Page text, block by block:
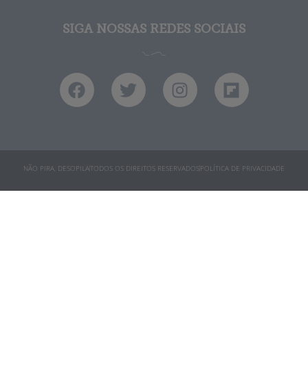
SIGA NOSSAS REDES SOCIAIS
NÃO PIRA, DESOPILA TODOS OS DIREITOS RESERVADOSPOLÍTICA DE PRIVACIDADE